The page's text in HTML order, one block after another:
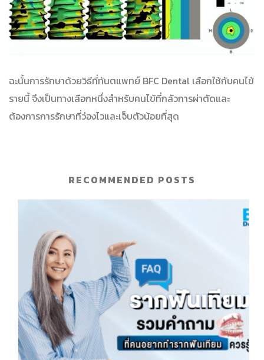
ฉะนั้นการรักษาด้วยวิธีที่ทันตแพทย์ BFC Dental เลือกใช้กับคนไข้
รายนี้ จึงเป็นทางเลือกหนึ่งสำหรับคนไข้ที่กลัวการผ่าตัดและ
ต้องการการรักษาที่ว่องไวและเจ็บตัวน้อยที่สุด
RECOMMENDED POSTS